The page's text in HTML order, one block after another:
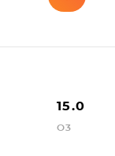
15.0
O3